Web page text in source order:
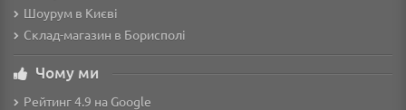
Шоурум в Києві
Склад-магазин в Борисполі
Чому ми
Рейтинг 4.9 на Google